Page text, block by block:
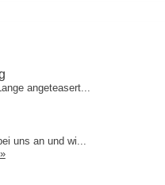
angeteasert...
uns an und wi...
»